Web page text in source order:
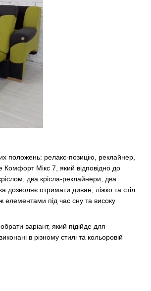
положень: релакс-позицію, реклайнер,
Комфорт Мікс 7, який відповідно до
два крісла-реклайнери, два
отримати диван, ліжко та стіл
елементами під час сну та високу
варіант, який підійде для
в різному стилі та кольоровій